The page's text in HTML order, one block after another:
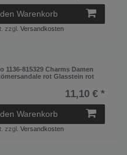
Warenkorb
zzgl.Versandkosten
1136-815329 Charms Damen
rot Glasstein rot
11,10 € *
Warenkorb
zzgl.Versandkosten